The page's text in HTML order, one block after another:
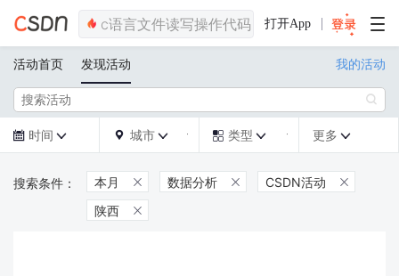
打开App
活动首页 发现活动 我的活动

 时间   城市   类型  更多 
本月  数据分析  CSDN活动 
陕西 